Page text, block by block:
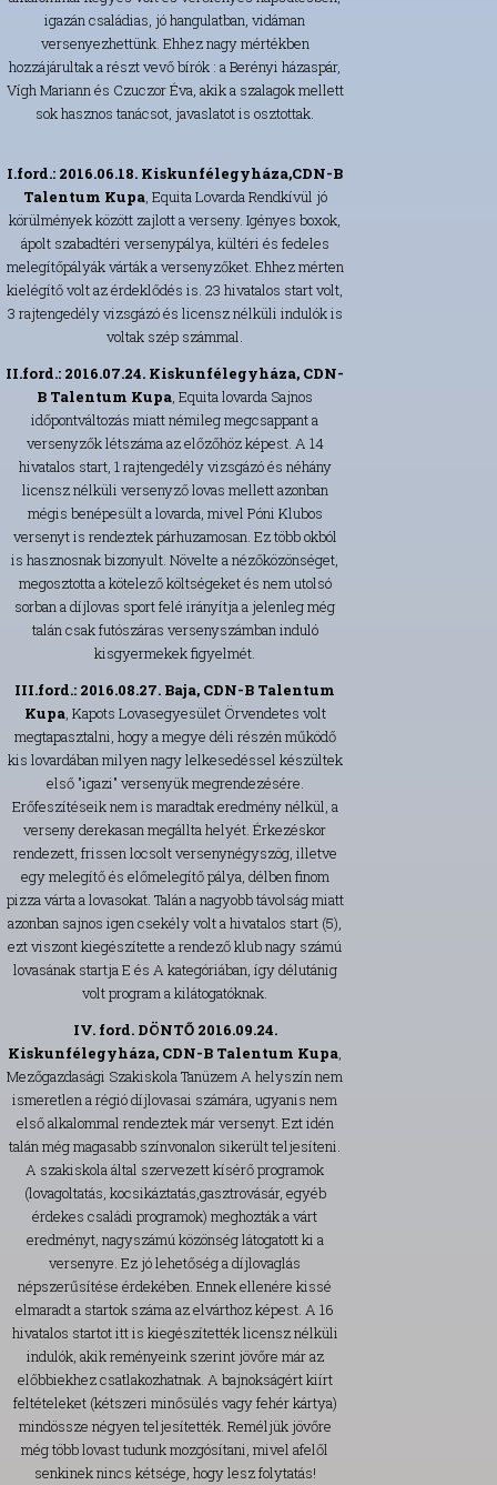
igazán családias, jó hangulatban, vidáman
versenyezhettünk. Ehhez nagy mértékben
hozzájárultak a részt vevő bírók : a Berényi házaspár,
Vígh Mariann és Czuczor Éva, akik a szalagok mellett
sok hasznos tanácsot, javaslatot is osztottak.
I.ford.: 2016.06.18. Kiskunfélegyháza,CDN-B
Talentum Kupa, Equita Lovarda Rendkívül jó
körülmények között zajlott a verseny. Igényes boxok,
ápolt szabadtéri versenypálya, kültéri és fedeles
melegítőpályák várták a versenyzőket. Ehhez mérten
kielégítő volt az érdeklődés is. 23 hivatalos start volt,
3 rajtengedély vizsgázó és licensz nélküli indulók is
voltak szép számmal.
II.ford.: 2016.07.24. Kiskunfélegyháza, CDN-
B Talentum Kupa, Equita lovarda Sajnos
időpontváltozás miatt némileg megcsappant a
versenyzők létszáma az előzőhöz képest. A 14
hivatalos start, 1 rajtengedély vizsgázó és néhány
licensz nélküli versenyző lovas mellett azonban
mégis benépesült a lovarda, mivel Póni Klubos
versenyt is rendeztek párhuzamosan. Ez több okból
is hasznosnak bizonyult. Növelte a nézőközönséget,
megosztotta a kötelező költségeket és nem utolsó
sorban a díjlovas sport felé irányítja a jelenleg még
talán csak futószáras versenyszámban induló
kisgyermekek figyelmét.
III.ford.: 2016.08.27. Baja, CDN-B Talentum
Kupa, Kapots Lovasegyesület Örvendetes volt
megtapasztalni, hogy a megye déli részén működő
kis lovardában milyen nagy lelkesedéssel készültek
első "igazi" versenyük megrendezésére.
Erőfeszítéseik nem is maradtak eredmény nélkül, a
verseny derekasan megállta helyét. Érkezéskor
rendezett, frissen locsolt versenynégyszög, illetve
egy melegítő és előmelegítő pálya, délben finom
pizza várta a lovasokat. Talán a nagyobb távolság miatt
azonban sajnos igen csekély volt a hivatalos start (5),
ezt viszont kiegészítette a rendező klub nagy számú
lovasának startja E és A kategóriában, így délutánig
volt program a kilátogatóknak.
IV. ford. DÖNTŐ 2016.09.24.
Kiskunfélegyháza, CDN-B Talentum Kupa,
Mezőgazdasági Szakiskola Tanüzem A helyszín nem
ismeretlen a régió díjlovasai számára, ugyanis nem
első alkalommal rendeztek már versenyt. Ezt idén
talán még magasabb színvonalon sikerült teljesíteni.
A szakiskola által szervezett kísérő programok
(lovagoltatás, kocsikáztatás,gasztrovásár, egyéb
érdekes családi programok) meghozták a várt
eredményt, nagyszámú közönség látogatott ki a
versenyre. Ez jó lehetőség a díjlovaglás
népszerűsítése érdekében. Ennek ellenére kissé
elmaradt a startok száma az elvárthoz képest. A 16
hivatalos startot itt is kiegészítették licensz nélküli
indulók, akik reményeink szerint jövőre már az
előbbiekhez csatlakozhatnak. A bajnokságért kiírt
feltételeket (kétszeri minősülés vagy fehér kártya)
mindössze négyen teljesítették. Reméljük jövőre
még több lovast tudunk mozgósítani, mivel afelől
senkinek nincs kétsége, hogy lesz folytatás!